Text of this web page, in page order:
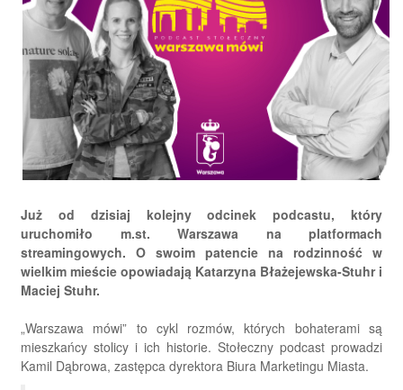
Już od dzisiaj kolejny odcinek podcastu, który
uruchomiło m.st. Warszawa na platformach
streamingowych. O swoim patencie na rodzinność w
wielkim mieście opowiadają Katarzyna Błażejewska-Stuhr i
Maciej Stuhr.
„Warszawa mówi” to cykl rozmów, których bohaterami są
mieszkańcy stolicy i ich historie. Stołeczny podcast prowadzi
Kamil Dąbrowa, zastępca dyrektora Biura Marketingu Miasta.